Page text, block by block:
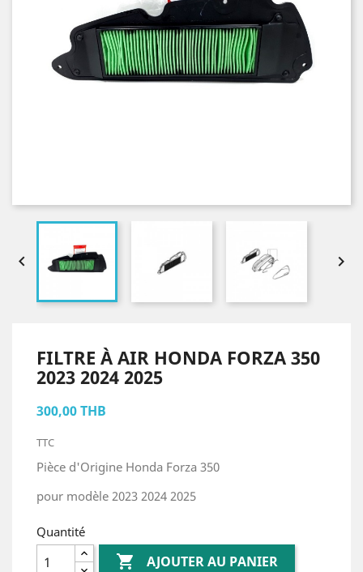
 
FILTRE À AIR HONDA FORZA 350
2023 2024 2025
300,00 THB
TTC
Pièce d'Origine Honda Forza 350
pour modèle 2023 2024 2025
Quantité
 AJOUTER AU PANIER